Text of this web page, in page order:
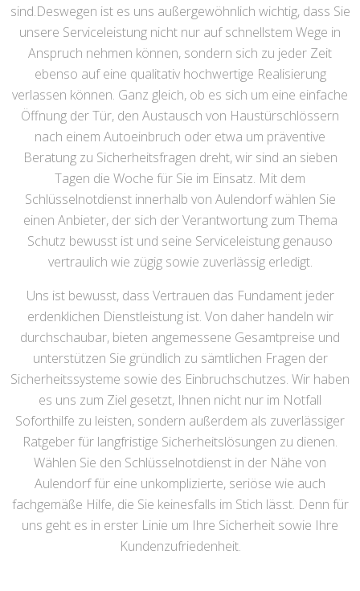
sind.Deswegen ist es uns außergewöhnlich wichtig, dass Sie
unsere Serviceleistung nicht nur auf schnellstem Wege in
Anspruch nehmen können, sondern sich zu jeder Zeit
ebenso auf eine qualitativ hochwertige Realisierung
verlassen können. Ganz gleich, ob es sich um eine einfache
Öffnung der Tür, den Austausch von Haustürschlössern
nach einem Autoeinbruch oder etwa um präventive
Beratung zu Sicherheitsfragen dreht, wir sind an sieben
Tagen die Woche für Sie im Einsatz. Mit dem
Schlüsselnotdienst innerhalb von Aulendorf wählen Sie
einen Anbieter, der sich der Verantwortung zum Thema
Schutz bewusst ist und seine Serviceleistung genauso
vertraulich wie zügig sowie zuverlässig erledigt.
Uns ist bewusst, dass Vertrauen das Fundament jeder
erdenklichen Dienstleistung ist. Von daher handeln wir
durchschaubar, bieten angemessene Gesamtpreise und
unterstützen Sie gründlich zu sämtlichen Fragen der
Sicherheitssysteme sowie des Einbruchschutzes. Wir haben
es uns zum Ziel gesetzt, Ihnen nicht nur im Notfall
Soforthilfe zu leisten, sondern außerdem als zuverlässiger
Ratgeber für langfristige Sicherheitslösungen zu dienen.
Wählen Sie den Schlüsselnotdienst in der Nähe von
Aulendorf für eine unkomplizierte, seriöse wie auch
fachgemäße Hilfe, die Sie keinesfalls im Stich lässt. Denn für
uns geht es in erster Linie um Ihre Sicherheit sowie Ihre
Kundenzufriedenheit.